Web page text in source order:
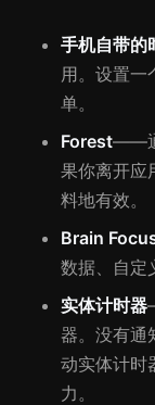
手机自带的
用。设置一
单。
Forest——
果你离开应
料地有效。
Brain
数据、自定
实体计时器
器。没有通
动实体计时
力。